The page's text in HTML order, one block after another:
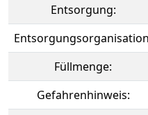
Entsorgung:
Füllmenge:
Gefahrenhinweis: